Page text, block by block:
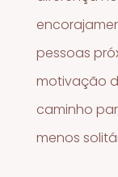
pessoas
motivação
caminho
menos